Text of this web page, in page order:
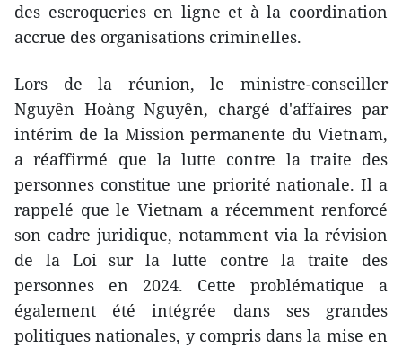
des escroqueries en ligne et à la coordination
accrue des organisations criminelles.
Lors de la réunion, le ministre-conseiller
Nguyên Hoàng Nguyên, chargé d'affaires par
intérim de la Mission permanente du Vietnam,
a réaffirmé que la lutte contre la traite des
personnes constitue une priorité nationale. Il a
rappelé que le Vietnam a récemment renforcé
son cadre juridique, notamment via la révision
de la Loi sur la lutte contre la traite des
personnes en 2024. Cette problématique a
également été intégrée dans ses grandes
politiques nationales, y compris dans la mise en